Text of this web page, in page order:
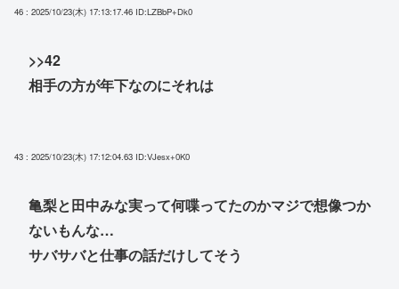
46 : 2025/10/23(木) 17:13:17.46 ID:LZBbP+Dk0
>>42
相手の方が年下なのにそれは
43 : 2025/10/23(木) 17:12:04.63 ID:VJesx+0K0
亀梨と田中みな実って何喋ってたのかマジで想像つか
ないもんな…
サバサバと仕事の話だけしてそう